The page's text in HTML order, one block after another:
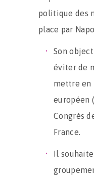
politique des
place par
Son
éviter de
mettre en
européen
Congrès
France.
Il